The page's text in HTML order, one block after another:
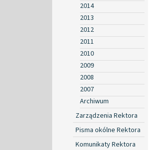
2014
2013
2012
2011
2010
2009
2008
2007
Archiwum
Zarządzenia Rektora
Pisma okólne Rektora
Komunikaty Rektora